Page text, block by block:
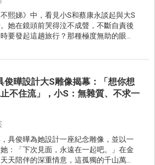
熙娣》中，看見小S和蔡康永談起與大S
她在鏡頭前哭得泣不成聲，不斷自責後
要發起這趟旅行？那種極度無助的眼
俊曄設計大S雕像揭幕：「想你想
不住流」，小S：無雜質、不求一
具俊曄為她設計一座紀念雕像，並以一
：「下次見面，永遠在一起吧。」在金
天陪伴的深重情意，這孤獨的千山萬